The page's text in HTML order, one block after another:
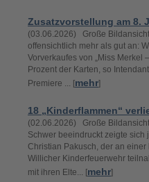
Zusatzvorstellung am 8.
(03.06.2026) Große
offensichtlich mehr als gut an:
Vorverkaufes von „Miss Merkel
Prozent der Karten, so
Premiere ... [mehr]
18 „Kinderflammen“
(02.06.2026) Große
Schwer beeindruckt zeigte sich
Christian Pakusch, der an
Willicher Kinderfeuerwehr
mit ihren Elte... [mehr]